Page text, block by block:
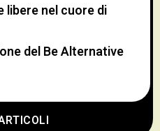
libere nel cuore di
del Be Alternative